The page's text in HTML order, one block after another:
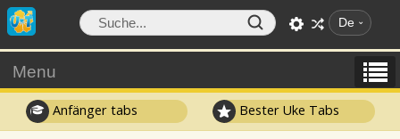
De
Menu
Anfänger tabs Bester Uke Tabs